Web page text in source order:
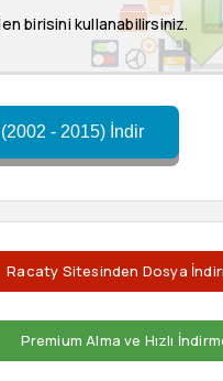
birisini kullanabilirsiniz.
- 2015) İndir
Racaty Sitesinden Dosya
Premium Alma ve Hızlı